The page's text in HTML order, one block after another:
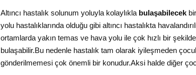
Altıncı hastalık solunum yoluyla kolaylıklabulaşabilecek
yolu hastalıklarında olduğu gibi altıncı hastalıkta
ortamlarda yakın temas ve hava yolu ile çok hızlı bir
bulaşabilir.Bu nedenle hastalık tam olarak iyileşmeden
gönderilmemesi çok önemli bir konudur.Aksi halde diğer